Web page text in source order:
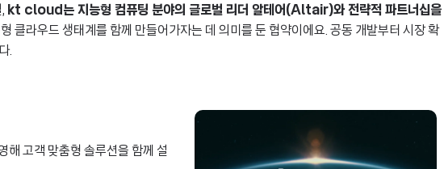
kt cloud는 지능형 컴퓨팅 분야의 글로벌 리더 알테어(Altair)와 전략적 파트너십을
클라우드 생태계를 함께 만들어가자는 데 의미를 둔 협약이에요. 공동 개발부터 시장 확
.
해 고객 맞춤형 솔루션을 함께 설